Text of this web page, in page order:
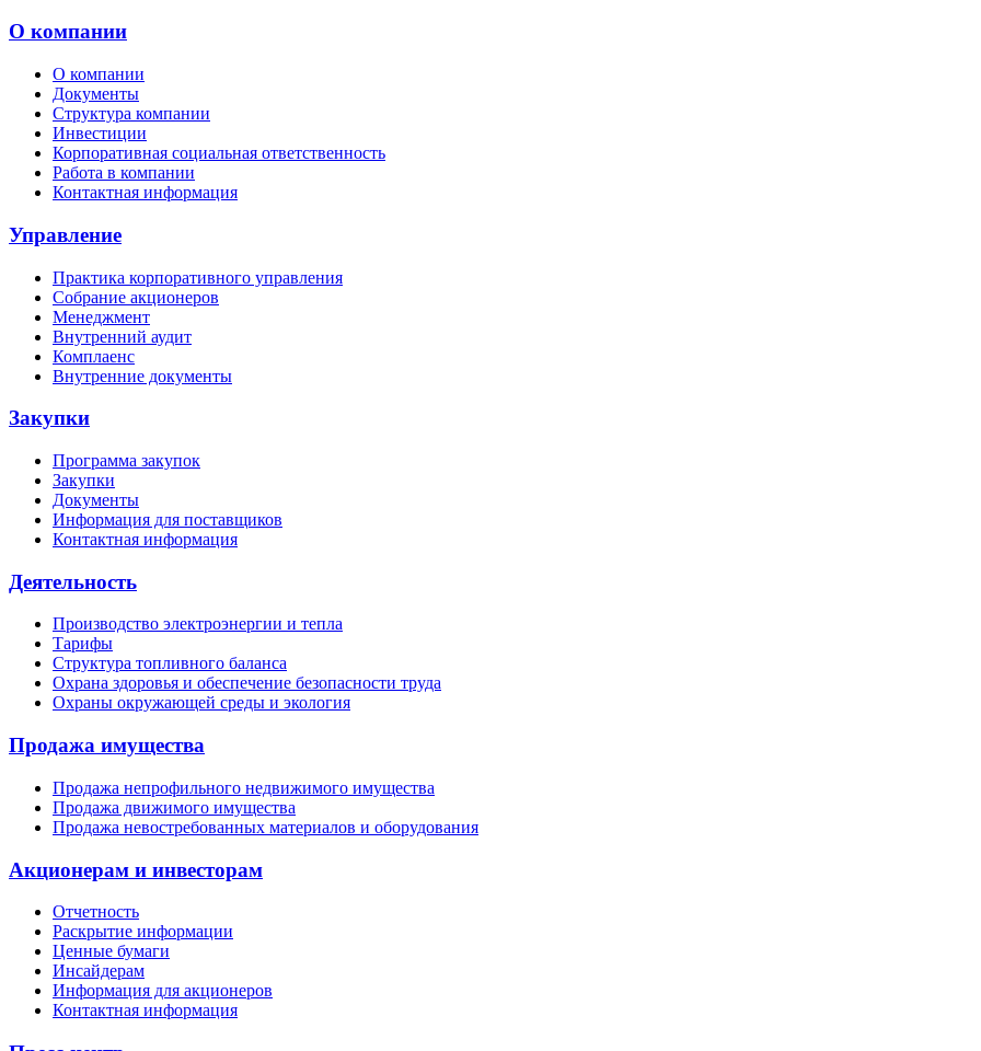
О компании
О компании
Документы
Структура компании
Инвестиции
Корпоративная социальная ответственность
Работа в компании
Контактная информация
Управление
Практика корпоративного управления
Собрание акционеров
Менеджмент
Внутренний аудит
Комплаенс
Внутренние документы
Закупки
Программа закупок
Закупки
Документы
Информация для поставщиков
Контактная информация
Деятельность
Производство электроэнергии и тепла
Тарифы
Структура топливного баланса
Охрана здоровья и обеспечение безопасности труда
Охраны окружающей среды и экология
Продажа имущества
Продажа непрофильного недвижимого имущества
Продажа движимого имущества
Продажа невостребованных материалов и оборудования
Акционерам и инвесторам
Отчетность
Раскрытие информации
Ценные бумаги
Инсайдерам
Информация для акционеров
Контактная информация